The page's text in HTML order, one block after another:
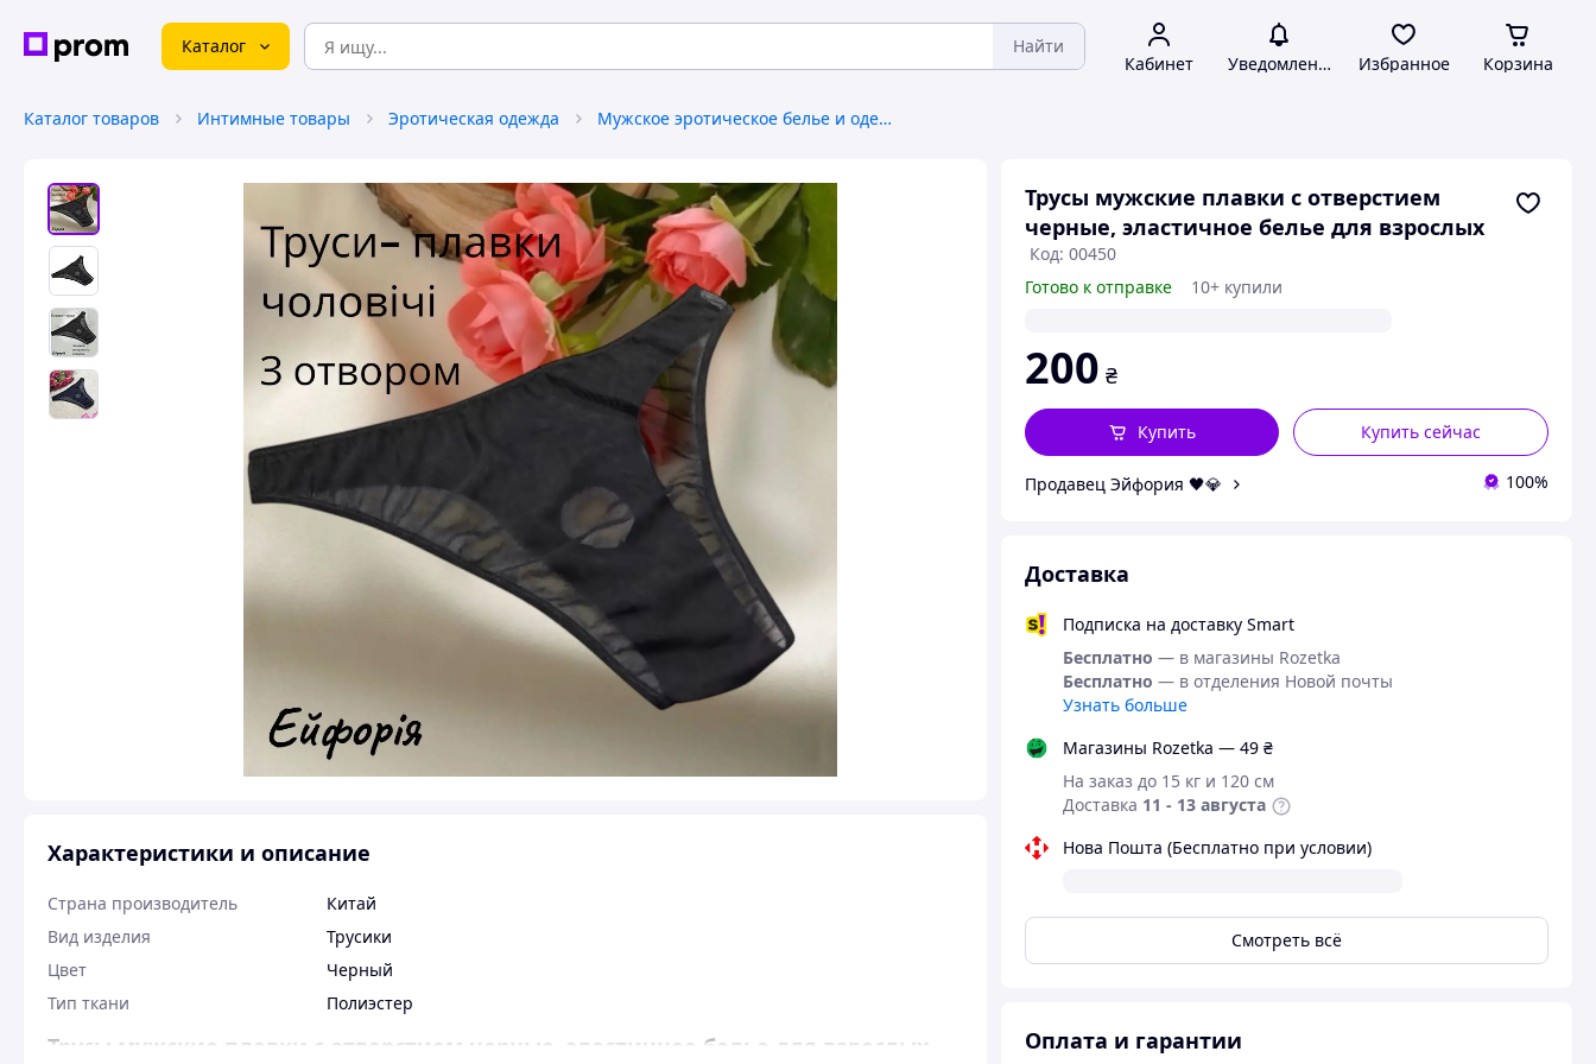
Каталог Найти
Кабинет Уведомления Избранное Корзина
Каталог товаров Интимные товары Эротическая одежда Мужское эротическое белье и одежда
Трусы мужские плавки с отверстием
черные, эластичное белье для взрослых
Код: 00450
Готово к отправке
10+ купили
200 ₴
Купить сейчас
Купить
Продавец Эйфория 🖤💎 100%
Доставка
Подписка на доставку Smart
Бесплатно — в магазины Rozetka
Бесплатно — в отделения Новой почты
Узнать больше
Магазины Rozetka — 49 ₴
На заказ до 15 кг и 120 см
Доставка 11 - 13 августа
Нова Пошта (Бесплатно при условии)
Смотреть всё
Оплата и гарантии
Характеристики и описание
Страна производитель
Китай
Вид изделия
Трусики
Цвет
Черный
Тип ткани
Полиэстер
Трусы мужские плавки с отверстием черные, эластичное белье для взрослых